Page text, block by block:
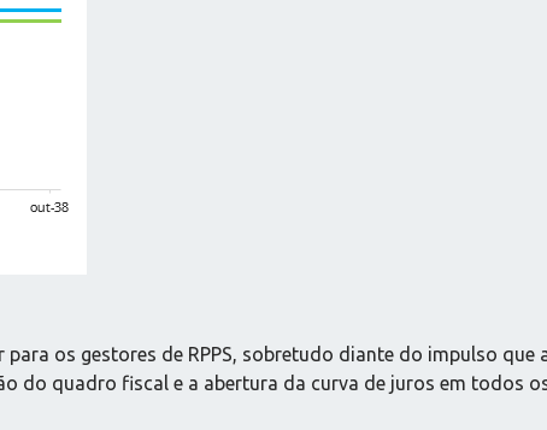
os gestores de RPPS, sobretudo diante do impulso que
do quadro fiscal e a abertura da curva de juros em todos